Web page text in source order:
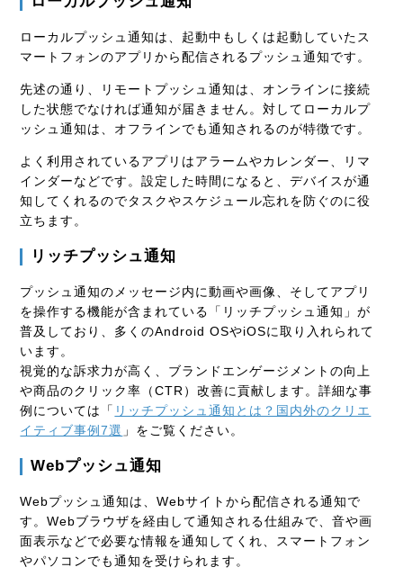
ローカルプッシュ通知は、起動中もしくは起動していたス
マートフォンのアプリから配信されるプッシュ通知です。
先述の通り、リモートプッシュ通知は、オンラインに接続
した状態でなければ通知が届きません。対してローカルプ
ッシュ通知は、オフラインでも通知されるのが特徴です。
よく利用されているアプリはアラームやカレンダー、リマ
インダーなどです。設定した時間になると、デバイスが通
知してくれるのでタスクやスケジュール忘れを防ぐのに役
立ちます。
リッチプッシュ通知
プッシュ通知のメッセージ内に動画や画像、そしてアプリ
を操作する機能が含まれている「リッチプッシュ通知」が
普及しており、多くのAndroid OSやiOSに取り入れられて
います。
視覚的な訴求力が高く、ブランドエンゲージメントの向上
や商品のクリック率（CTR）改善に貢献します。詳細な事
例については「 リッチプッシュ通知とは？国内外のクリエ
イティブ事例7選 」をご覧ください。
Webプッシュ通知
Webプッシュ通知は、Webサイトから配信される通知で
す。Webブラウザを経由して通知される仕組みで、音や画
面表示などで必要な情報を通知してくれ、スマートフォン
やパソコンでも通知を受けられます。